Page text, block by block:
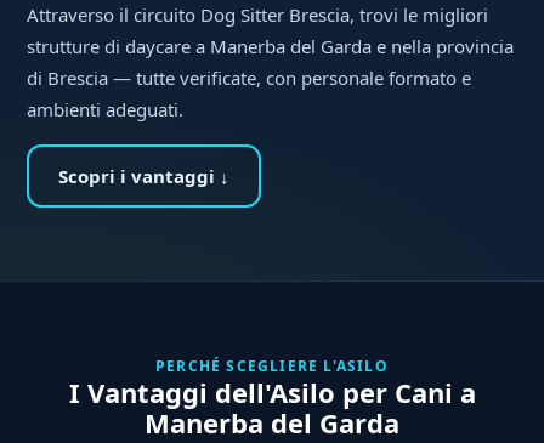
Attraverso il circuito Dog Sitter Brescia, trovi le migliori
strutture di daycare a Manerba del Garda e nella provincia
di Brescia — tutte verificate, con personale formato e
ambienti adeguati.
Scopri i vantaggi ↓
PERCHÉ SCEGLIERE L'ASILO
I Vantaggi dell'Asilo per Cani a
Manerba del Garda